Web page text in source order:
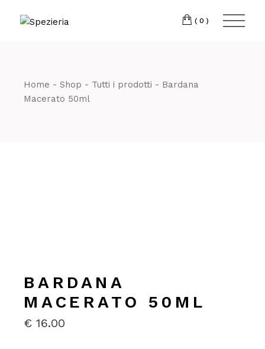
(0)
Home Shop Tutti i prodotti
Bardana
Macerato 50ml
BARDANA
MACERATO 50ML
€ 16.00
Telefono